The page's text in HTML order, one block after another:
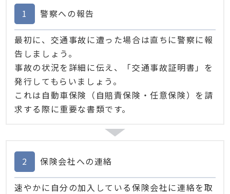
1 警察への報告
最初に、交通事故に遭った場合は直ちに警察に報
告しましょう。
事故の状況を詳細に伝え、「交通事故証明書」を
発行してもらいましょう。
これは自動車保険（自賠責保険・任意保険）を請
求する際に重要な書類です。
2 保険会社への連絡
速やかに自分の加入している保険会社に連絡を取